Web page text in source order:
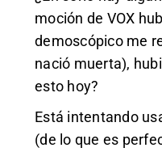
moción de VOX
demoscópico me
nació muerta),
esto hoy?
Está intentando
(de lo que es